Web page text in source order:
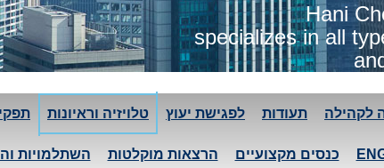
Hani
specializes in all
לקהילה תעודות לפגישת יעוץ טלויזיה וראיונות
כנסים מקצועיים הרצאות מוקלטות השתלמויות